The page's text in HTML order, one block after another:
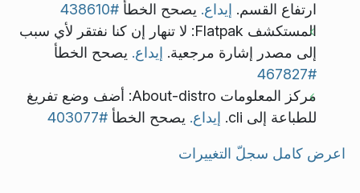
ارتفاع القسم. إيداع. يصحح الخطأ #438610
المستكشف Flatpak: لا تنهار إن كنا نفتقر لأي سبب
إلى مصدر إشارة مرجعية. إيداع. يصحح الخطأ
#467827
مركز المعلومات About-distro: أضف وضع تفريغ
للطباعة إلى cli.
إيداع. يصحح الخطأ #403077
اعرض كامل سجلّ التغييرات